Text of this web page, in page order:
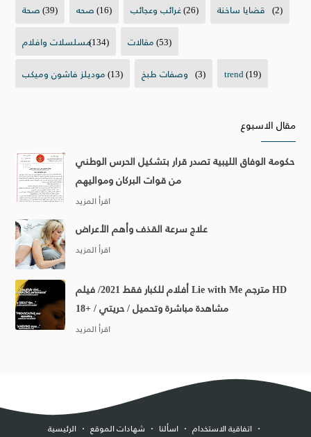
صحة(39) صحه(16) غرائب وعجائب(26) قضايا ساخنة (2)
مسلسلات وافلام(134) مقالات(53)
موديلز فاشون وميكب(13) وصفات طبخ (3) trend(19)
مقال الاسبوع
حكومة الوفاق الليبية تصدر قرار بتشكيل الحرس الوطني
من قوات البركان ومواليهم
علاج سرعة القذف وأهم الأعراض
أفلام للكبار فقط 2021/ فيلم Lie with Me مترجم HD
مشاهدة مباشرة وتحميل / حريتي / +18
الرئيسية شهادات الموقع اسألنا اتفاقية الاستخدام